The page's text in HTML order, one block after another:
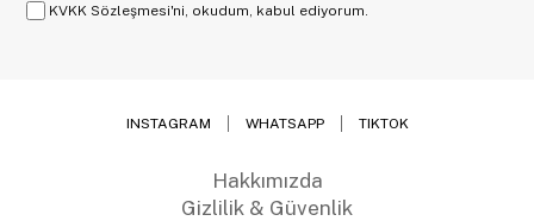
KVKK Sözleşmesi'ni, okudum, kabul ediyorum.
INSTAGRAM WHATSAPP TIKTOK
Hakkımızda
Gizlilik & Güvenlik